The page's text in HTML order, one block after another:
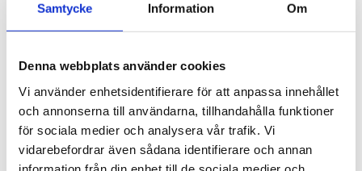
Samtycke Information Om
Denna webbplats använder cookies
Vi använder enhetsidentifierare för att anpassa innehållet
och annonserna till användarna, tillhandahålla funktioner
för sociala medier och analysera vår trafik. Vi
vidarebefordrar även sådana identifierare och annan
Spanien/Marocko
Uppgifter: Tusentals
migranter kvar i Ceuta